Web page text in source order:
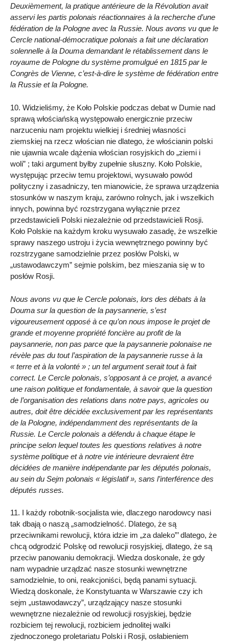
Deuxièmement, la pratique antérieure de la Révolution avait
asservi les partis polonais réactionnaires à la recherche d’une
fédération de la Pologne avec la Russie. Nous avons vu que le
Cercle national-démocratique polonais a fait une déclaration
solennelle à la Douma demandant le rétablissement dans le
royaume de Pologne du système promulgué en 1815 par le
Congrès de Vienne, c’est-à-dire le système de fédération entre
la Russie et la Pologne.
10. Widzieliśmy, że Koło Polskie podczas debat w Dumie nad
sprawą włościańską występowało energicznie przeciw
narzuceniu nam projektu wielkiej i średniej własności
ziemskiej na rzecz włościan nie dlatego, że włościanin polski
nie ujawnia wcale dążenia włościan rosyjskich do „ziemi i
woli” ; taki argument byłby zupełnie słuszny. Koło Polskie,
występując przeciw temu projektowi, wysuwało powód
polityczny i zasadniczy, ten mianowicie, że sprawa urządzenia
stosunków w naszym kraju, zarówno rolnych, jak i wszelkich
innych, powinna być rozstrzygana wyłącznie przez
przedstawicieli Polski niezależnie od przedstawicieli Rosji.
Koło Polskie na każdym kroku wysuwało zasadę, że wszelkie
sprawy naszego ustroju i życia wewnętrznego powinny być
rozstrzygane samodzielnie przez posłów Polski, w
„ustawodawczym” sejmie polskim, bez mieszania się w to
posłów Rosji.
Nous avons vu que le Cercle polonais, lors des débats à la
Douma sur la question de la paysannerie, s’est
vigoureusement opposé à ce qu’on nous impose le projet de
grande et moyenne propriété foncière au profit de la
paysannerie, non pas parce que la paysannerie polonaise ne
révèle pas du tout l’aspiration de la paysannerie russe à la
« terre et à la volonté » ; un tel argument serait tout à fait
correct. Le Cercle polonais, s’opposant à ce projet, a avancé
une raison politique et fondamentale, à savoir que la question
de l’organisation des relations dans notre pays, agricoles ou
autres, doit être décidée exclusivement par les représentants
de la Pologne, indépendamment des représentants de la
Russie. Le Cercle polonais a défendu à chaque étape le
principe selon lequel toutes les questions relatives à notre
système politique et à notre vie intérieure devraient être
décidées de manière indépendante par les députés polonais,
au sein du Sejm polonais « législatif », sans l’interférence des
députés russes.
11. I każdy robotnik-socjalista wie, dlaczego narodowcy nasi
tak dbają o naszą „samodzielność. Dlatego, że są
przeciwnikami rewolucji, która idzie im „za daleko”’ dlatego, że
chcą odgrodzić Polskę od rewolucji rosyjskiej, dlatego, że są
przeciw panowaniu demokracji. Wiedza doskonale, że gdy
nam wypadnie urządzać nasze stosunki wewnętrzne
samodzielnie, to oni, reakcjoniści, będą panami sytuacji.
Wiedzą doskonale, że Konstytuanta w Warszawie czy ich
sejm „ustawodawczy”, urządzający nasze stosunki
wewnętrzne niezależnie od rewolucji rosyjskiej, będzie
rozbiciem tej rewolucji, rozbiciem jednolitej walki
zjednoczonego proletariatu Polski i Rosji, osłabieniem